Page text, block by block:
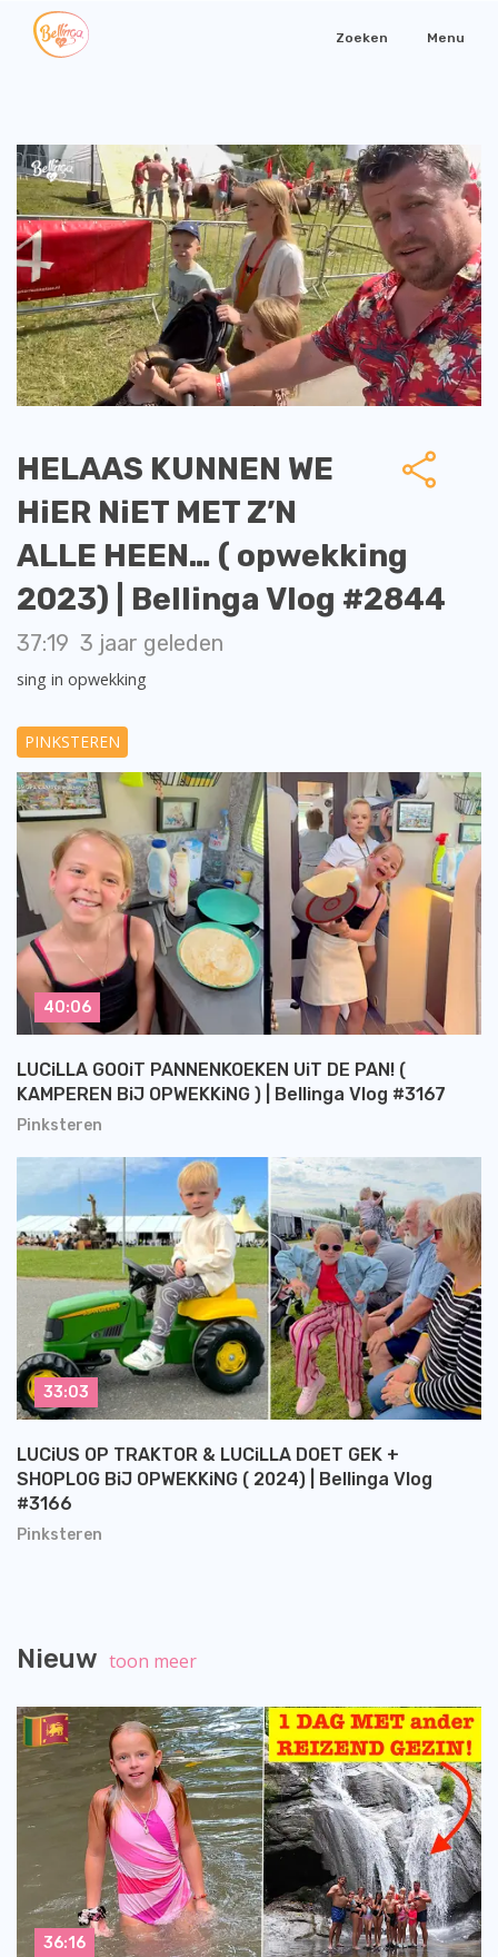
Zoeken Menu
HELAAS KUNNEN WE
HiER NiET MET Z’N
ALLE HEEN… ( opwekking
2023) | Bellinga Vlog #2844
37:19 3 jaar geleden
sing in opwekking
PINKSTEREN
Pinksteren
LUCiLLA GOOiT PANNENKOEKEN UiT DE PAN! (
KAMPEREN BiJ OPWEKKiNG ) | Bellinga Vlog #3167
40:06
Pinksteren
LUCiUS OP TRAKTOR & LUCiLLA DOET GEK +
SHOPLOG BiJ OPWEKKiNG ( 2024) | Bellinga Vlog
#3166
33:03
Nieuw toon meer
36:16